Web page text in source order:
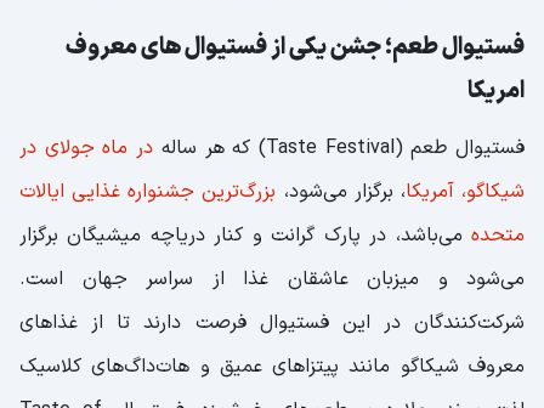
فستیوال طعم؛ جشن یکی از فستیوال های معروف
امریکا
فستیوال طعم (Taste Festival) که هر ساله
در ماه جولای در
شیکاگو، آمریکا، برگزار می‌شود، بزرگ‌ترین جشنواره غذایی ایالات
متحده می‌باشد، در پارک گرانت و کنار دریاچه میشیگان برگزار
می‌شود و میزبان عاشقان غذا از سراسر جهان است.
شرکت‌کنندگان در این فستیوال فرصت دارند تا از غذاهای
معروف شیکاگو مانند پیتزاهای عمیق و هات‌داگ‌های کلاسیک